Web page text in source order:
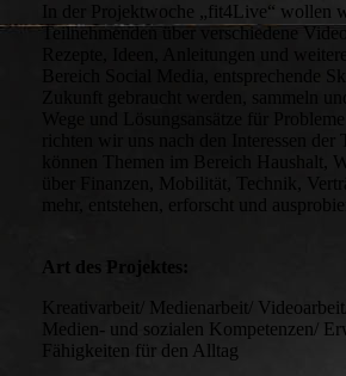
In der Projektwoche „fit4Live“ wollen
Teilnehmenden über verschiedene
Rezepte, Ideen, Anleitungen und
Bereich Social Media, entsprechende
Zukunft gebraucht werden, sammeln
Wege und Lösungsansätze für
richten wir uns nach den Interessen der
können Themen im Bereich Haushalt,
über Finanzen, Mobilität, Technik,
mehr, entstehen, erforscht und
Art des Projektes:
Kreativarbeit/ Medienarbeit/
Medien- und sozialen Kompetenzen/
Fähigkeiten für den Alltag